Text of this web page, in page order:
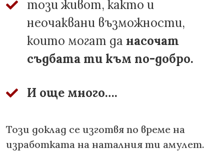
този живот, както и
неочаквани възможности,
които могат да насочат
съдбата ти към по-добро.
И още много….
Този доклад се изготвя по време на
изработката на наталния ти амулет.